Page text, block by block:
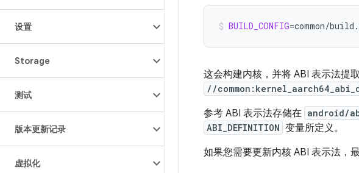
设置
Storage
测试
版本更新记录
虚拟化
BUILD_CONFIG=common/
这会构建内核，并将 ABI 表示法提
//
参考 ABI 表示法存储在 android/
ABI_DEFINITION 变量所定义。
如果您需要更新内核 ABI 表示法，